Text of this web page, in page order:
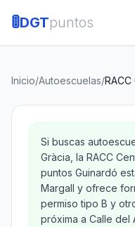
🚦DGTpuntos
Inicio/Autoescuelas/
Si buscas
Gràcia, la RACC
puntos Guinardó
Margall y ofrece
permiso tipo B y
próxima a Calle del